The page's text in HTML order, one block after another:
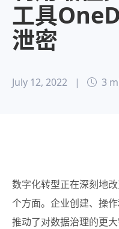
工具
泄密
July 12, 2022 | 3
数字化转型正在深刻地
个方面。企业创建、操
推动了对数据治理的更